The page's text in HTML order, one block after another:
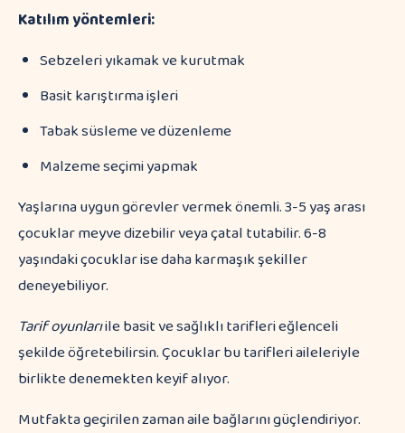
Katılım yöntemleri:
Sebzeleri yıkamak ve kurutmak
Basit karıştırma işleri
Tabak süsleme ve düzenleme
Malzeme seçimi yapmak
Yaşlarına uygun görevler vermek önemli. 3-5 yaş arası
çocuklar meyve dizebilir veya çatal tutabilir. 6-8
yaşındaki çocuklar ise daha karmaşık şekiller
deneyebiliyor.
Tarif oyunlarıile basit ve sağlıklı tarifleri eğlenceli
şekilde öğretebilirsin. Çocuklar bu tarifleri aileleriyle
birlikte denemekten keyif alıyor.
Mutfakta geçirilen zaman aile bağlarını güçlendiriyor.